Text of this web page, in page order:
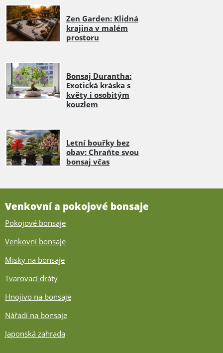
Zen Garden: Klidná
krajina v malém
prostoru
Bonsaj Durantha:
Exotická kráska s
květy i osobitým
kouzlem
Letní bouřky bez
obav: Chraňte svou
bonsaj včas
Venkovní a pokojové bonsaje
Pokojové bonsaje
Venkovní bonsaje
Misky na bonsaje
Tvarovací dráty
Hnojivo na bonsaje
Nářadí na bonsaje
Japonská zahrada